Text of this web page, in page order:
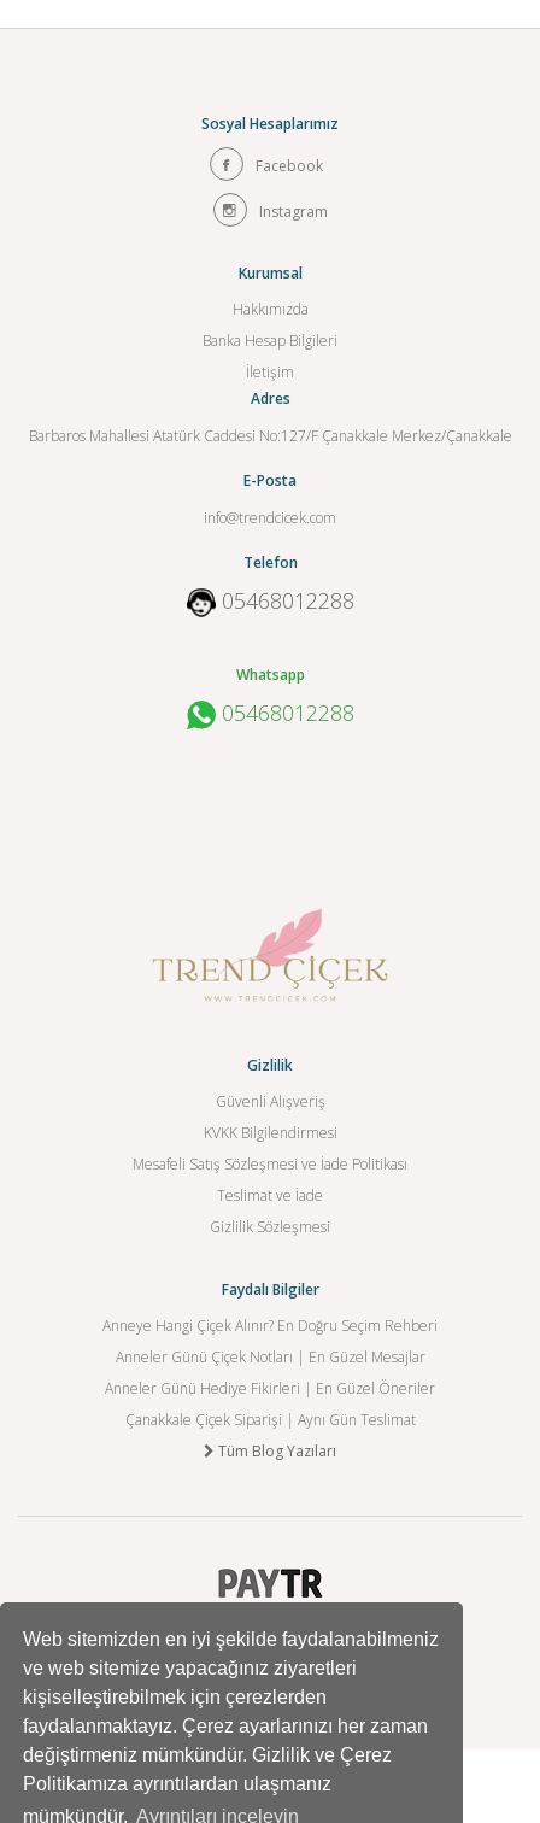
Web sitemizden en iyi şekilde faydalanabilmeniz
ve web sitemize yapacağınız ziyaretleri
kişiselleştirebilmek için çerezlerden
faydalanmaktayız. Çerez ayarlarınızı her zaman
değiştirmeniz mümkündür. Gizlilik ve Çerez
Politikamıza ayrıntılardan ulaşmanız
mümkündür. Ayrıntıları inceleyin
Sosyal Hesaplarımız
Facebook
Instagram
Kurumsal
Hakkımızda
Banka Hesap Bilgileri
İletişim
Adres
Barbaros Mahallesi Atatürk Caddesi No:127/F Çanakkale Merkez/Çanakkale
E-Posta
info@trendcicek.com
Telefon
05468012288
Whatsapp
05468012288
Gizlilik
Güvenli Alışveriş
KVKK Bilgilendirmesi
Mesafeli Satış Sözleşmesi ve İade Politikası
Teslimat ve İade
Gizlilik Sözleşmesi
Faydalı Bilgiler
Anneye Hangi Çiçek Alınır? En Doğru Seçim Rehberi
Anneler Günü Çiçek Notları | En Güzel Mesajlar
Anneler Günü Hediye Fikirleri | En Güzel Öneriler
Çanakkale Çiçek Siparişi | Aynı Gün Teslimat
Tüm Blog Yazıları